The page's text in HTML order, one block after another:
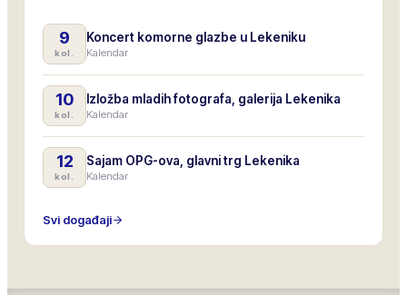
9
kol.
Koncert komorne glazbe u Lekeniku
Kalendar
10
kol.
Izložba mladih fotografa, galerija Lekenika
Kalendar
12
kol.
Sajam OPG-ova, glavni trg Lekenika
Kalendar
Svi događaji